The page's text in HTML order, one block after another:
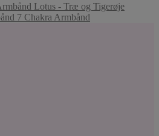
Lotus - Træ og Tigerøje
7 Chakra Armbånd